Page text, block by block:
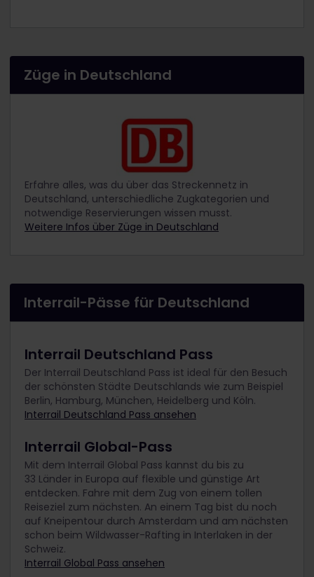
Züge in Deutschland
Erfahre alles, was du über das Streckennetz in
Deutschland, unterschiedliche Zugkategorien und
notwendige Reservierungen wissen musst.
Weitere Infos über Züge in Deutschland
Interrail-Pässe für Deutschland
Interrail Deutschland Pass
Der Interrail Deutschland Pass ist ideal für den Besuch
der schönsten Städte Deutschlands wie zum Beispiel
Berlin, Hamburg, München, Heidelberg und Köln.
Interrail Deutschland Pass ansehen
Interrail Global-Pass
Mit dem Interrail Global Pass kannst du bis zu
33 Länder in Europa auf flexible und günstige Art
entdecken. Fahre mit dem Zug von einem tollen
Reiseziel zum nächsten. An einem Tag bist du noch
auf Kneipentour durch Amsterdam und am nächsten
schon beim Wildwasser-Rafting in Interlaken in der
Schweiz.
Interrail Global Pass ansehen